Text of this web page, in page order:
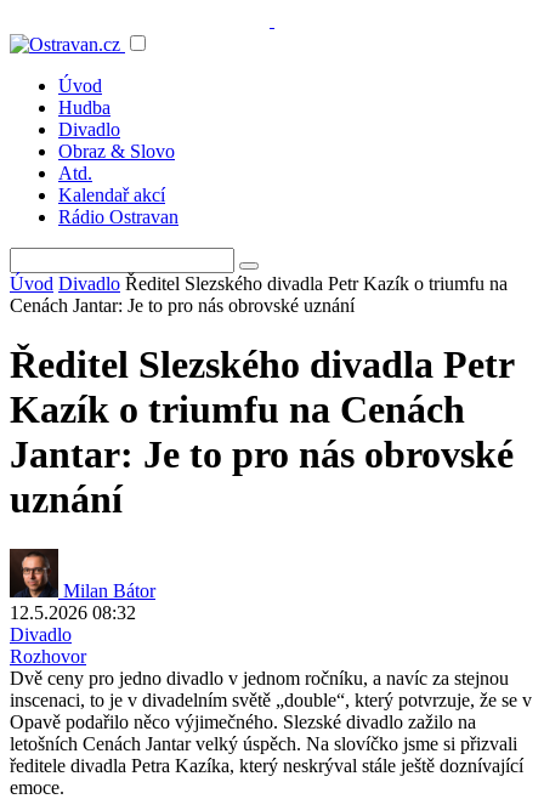
Úvod
Hudba
Divadlo
Obraz & Slovo
Atd.
Kalendař akcí
Rádio Ostravan
Úvod Divadlo Ředitel Slezského divadla Petr Kazík o triumfu na
Cenách Jantar: Je to pro nás obrovské uznání
Ředitel Slezského divadla Petr
Kazík o triumfu na Cenách
Jantar: Je to pro nás obrovské
uznání
Milan Bátor
12.5.2026 08:32
Divadlo
Rozhovor
Dvě ceny pro jedno divadlo v jednom ročníku, a navíc za stejnou
inscenaci, to je v divadelním světě „double“, který potvrzuje, že se v
Opavě podařilo něco výjimečného. Slezské divadlo zažilo na
letošních Cenách Jantar velký úspěch. Na slovíčko jsme si přizvali
ředitele divadla Petra Kazíka, který neskrýval stále ještě doznívající
emoce.